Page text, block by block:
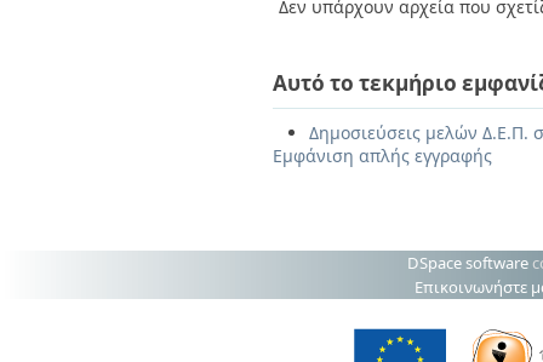
Δεν υπάρχουν αρχεία που
Αυτό το τεκμήριο
Δημοσιεύσεις μελών Δ.Ε.Π.
Εμφάνιση απλής εγγραφής
DSpace software
Επικοινωνήστε